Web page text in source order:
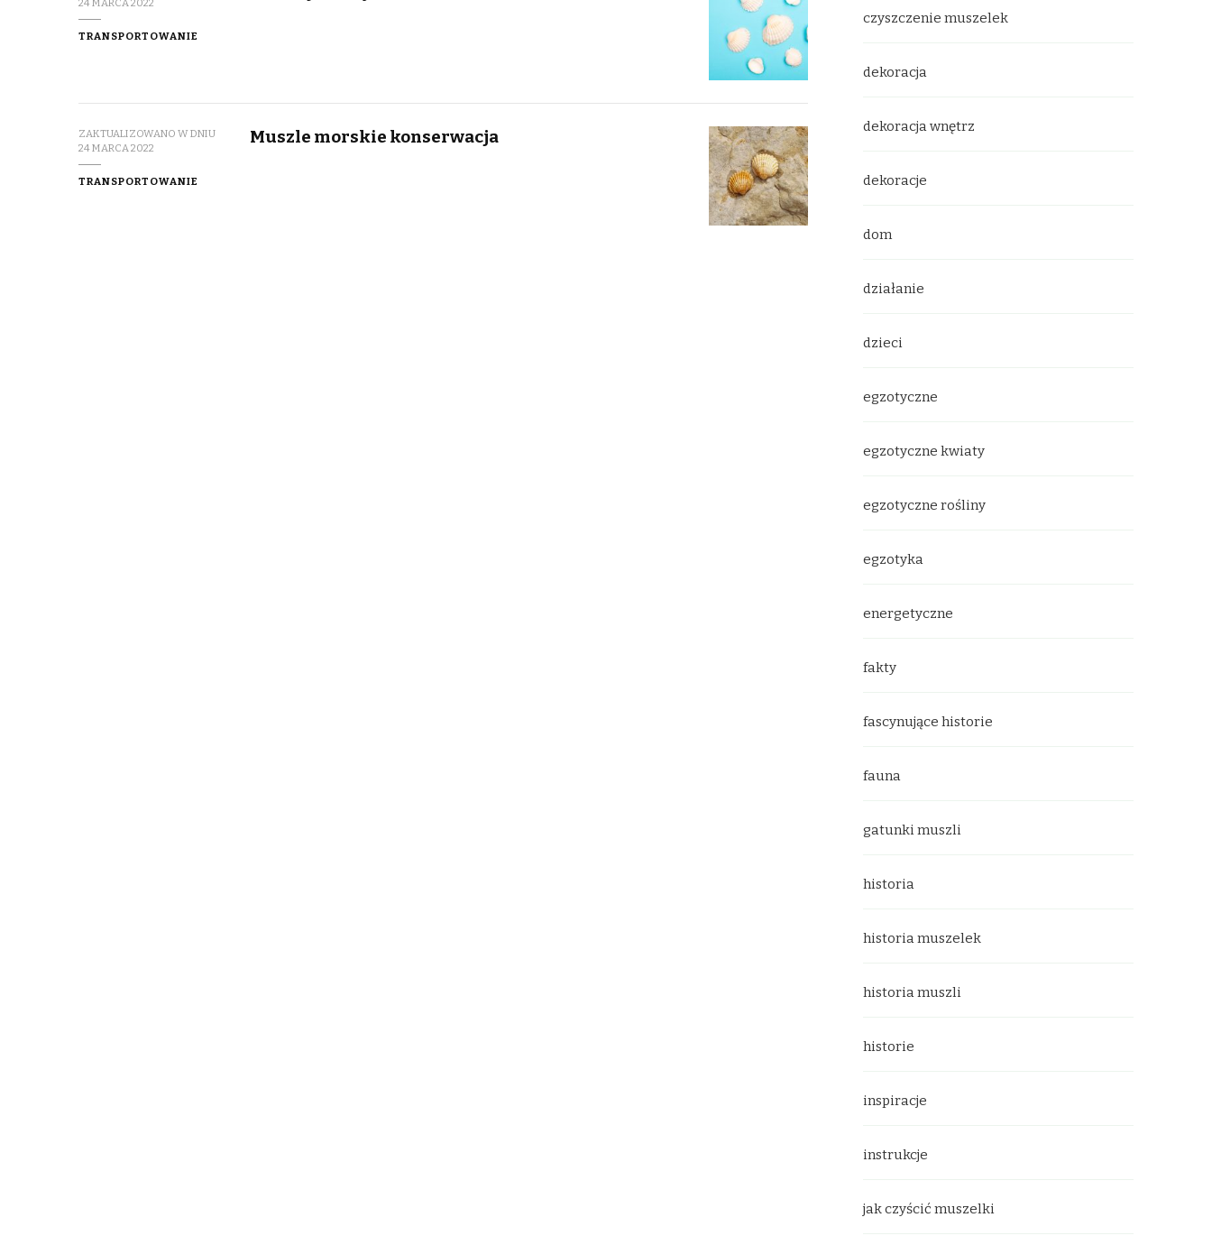
TRANSPORTOWANIE
ZAKTUALIZOWANO W DNIU
24 MARCA 2022
TRANSPORTOWANIE
Muszle morskie konserwacja
czyszczenie muszelek
dekoracja
dekoracja wnętrz
dekoracje
dom
działanie
dzieci
egzotyczne
egzotyczne kwiaty
egzotyczne rośliny
egzotyka
energetyczne
fakty
fascynujące historie
fauna
gatunki muszli
historia
historia muszelek
historia muszli
historie
inspiracje
instrukcje
jak czyścić muszelki